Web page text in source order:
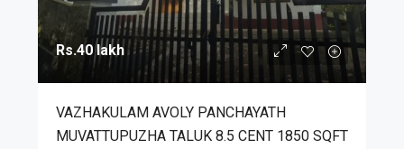
Rs.40 lakh
VAZHAKULAM AVOLY PANCHAYATH
MUVATTUPUZHA TALUK 8.5 CENT 1850 SQFT